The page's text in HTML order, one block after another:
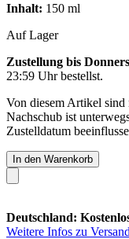
Inhalt: 150 ml
Auf Lager
Zustellung bis
23:59 Uhrbestellst.
Von diesem Artikel sind
Nachschub ist
Zustelldatum
In den Warenkorb
Deutschland:
Weitere Infos zu